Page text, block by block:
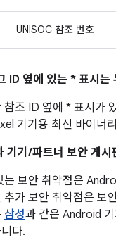
UNISOC 참조 번호
옆에 있는 * 표시는
조 ID 옆에 * 표시가
기기용 최신 바이너
기기/파트너 보안 게
보안 취약점은
가 보안 취약점은 보
삼성과 같은 Android
다.